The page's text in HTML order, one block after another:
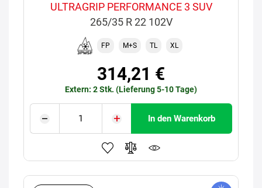
ULTRAGRIP PERFORMANCE 3 SUV
265/35 R 22 102V
FP M+S TL XL
314,21 €
Extern: 2 Stk. (Lieferung 5-10 Tage)
In den Warenkorb